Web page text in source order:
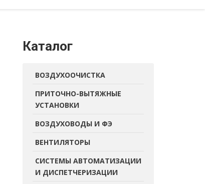
Каталог
ВОЗДУХООЧИСТКА
ПРИТОЧНО-ВЫТЯЖНЫЕ
УСТАНОВКИ
ВОЗДУХОВОДЫ И ФЭ
ВЕНТИЛЯТОРЫ
СИСТЕМЫ АВТОМАТИЗАЦИИ
И ДИСПЕТЧЕРИЗАЦИИ